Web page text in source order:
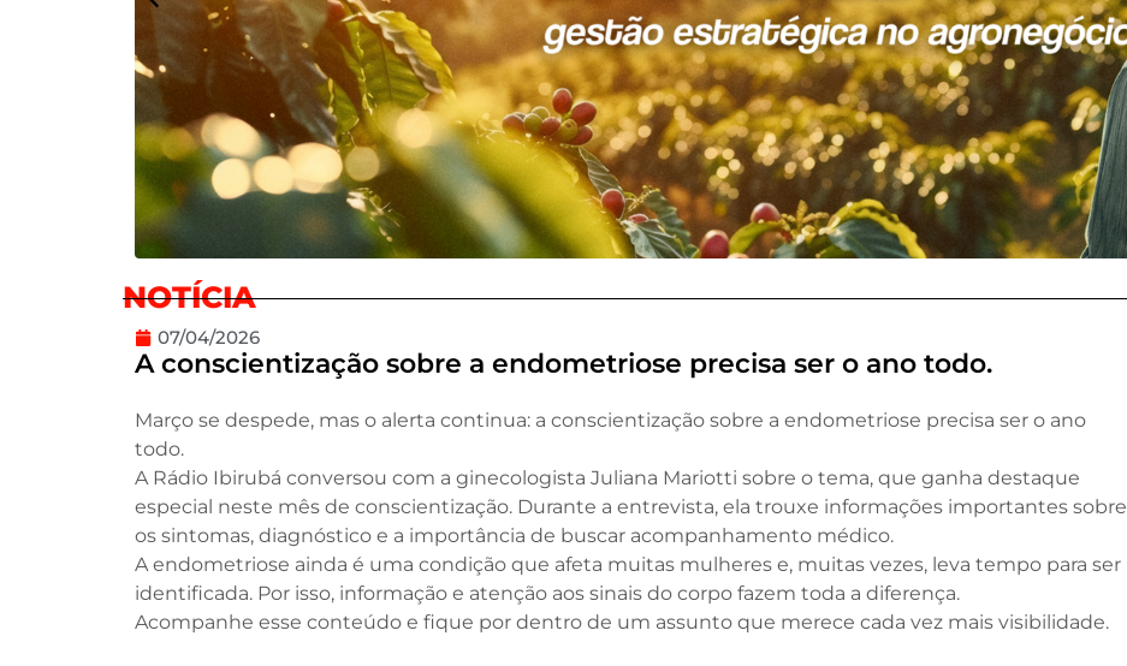
NOTÍCIA
07/04/2026
A conscientização sobre a endometriose precisa ser o ano todo.
Março se despede, mas o alerta continua: a conscientização sobre a endometriose precisa ser o ano
todo.
A Rádio Ibirubá conversou com a ginecologista Juliana Mariotti sobre o tema, que ganha destaque
especial neste mês de conscientização. Durante a entrevista, ela trouxe informações importantes sobre
os sintomas, diagnóstico e a importância de buscar acompanhamento médico.
A endometriose ainda é uma condição que afeta muitas mulheres e, muitas vezes, leva tempo para ser
identificada. Por isso, informação e atenção aos sinais do corpo fazem toda a diferença.
Acompanhe esse conteúdo e fique por dentro de um assunto que merece cada vez mais visibilidade.